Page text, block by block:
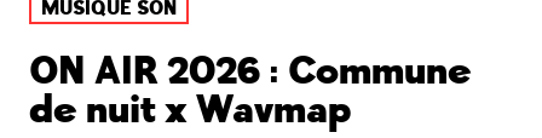
MUSIQUE SON
ON AIR 2026 : Commune
de nuit x Wavmap